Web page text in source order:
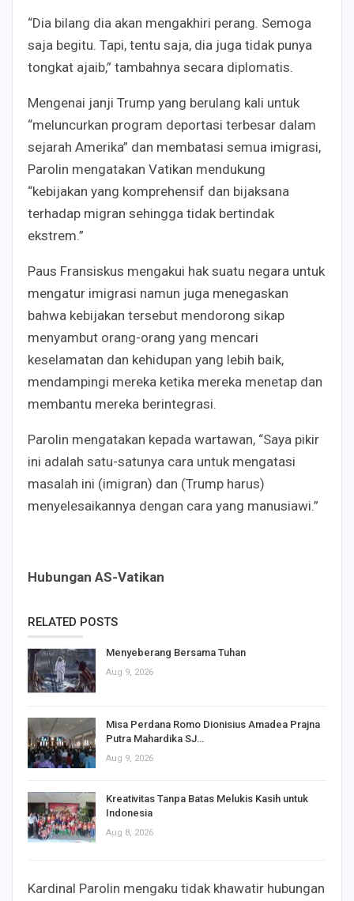
“Dia bilang dia akan mengakhiri perang. Semoga
saja begitu. Tapi, tentu saja, dia juga tidak punya
tongkat ajaib,” tambahnya secara diplomatis.
Mengenai janji Trump yang berulang kali untuk
“meluncurkan program deportasi terbesar dalam
sejarah Amerika” dan membatasi semua imigrasi,
Parolin mengatakan Vatikan mendukung
“kebijakan yang komprehensif dan bijaksana
terhadap migran sehingga tidak bertindak
ekstrem.”
Paus Fransiskus mengakui hak suatu negara untuk
mengatur imigrasi namun juga menegaskan
bahwa kebijakan tersebut mendorong sikap
menyambut orang-orang yang mencari
keselamatan dan kehidupan yang lebih baik,
mendampingi mereka ketika mereka menetap dan
membantu mereka berintegrasi.
Parolin mengatakan kepada wartawan, “Saya pikir
ini adalah satu-satunya cara untuk mengatasi
masalah ini (imigran) dan (Trump harus)
menyelesaikannya dengan cara yang manusiawi.”
Hubungan AS-Vatikan
RELATED POSTS
Menyeberang Bersama Tuhan
Aug 9, 2026
Misa Perdana Romo Dionisius Amadea Prajna
Putra Mahardika SJ…
Aug 9, 2026
Kreativitas Tanpa Batas Melukis Kasih untuk
Indonesia
Aug 8, 2026
Kardinal Parolin mengaku tidak khawatir hubungan